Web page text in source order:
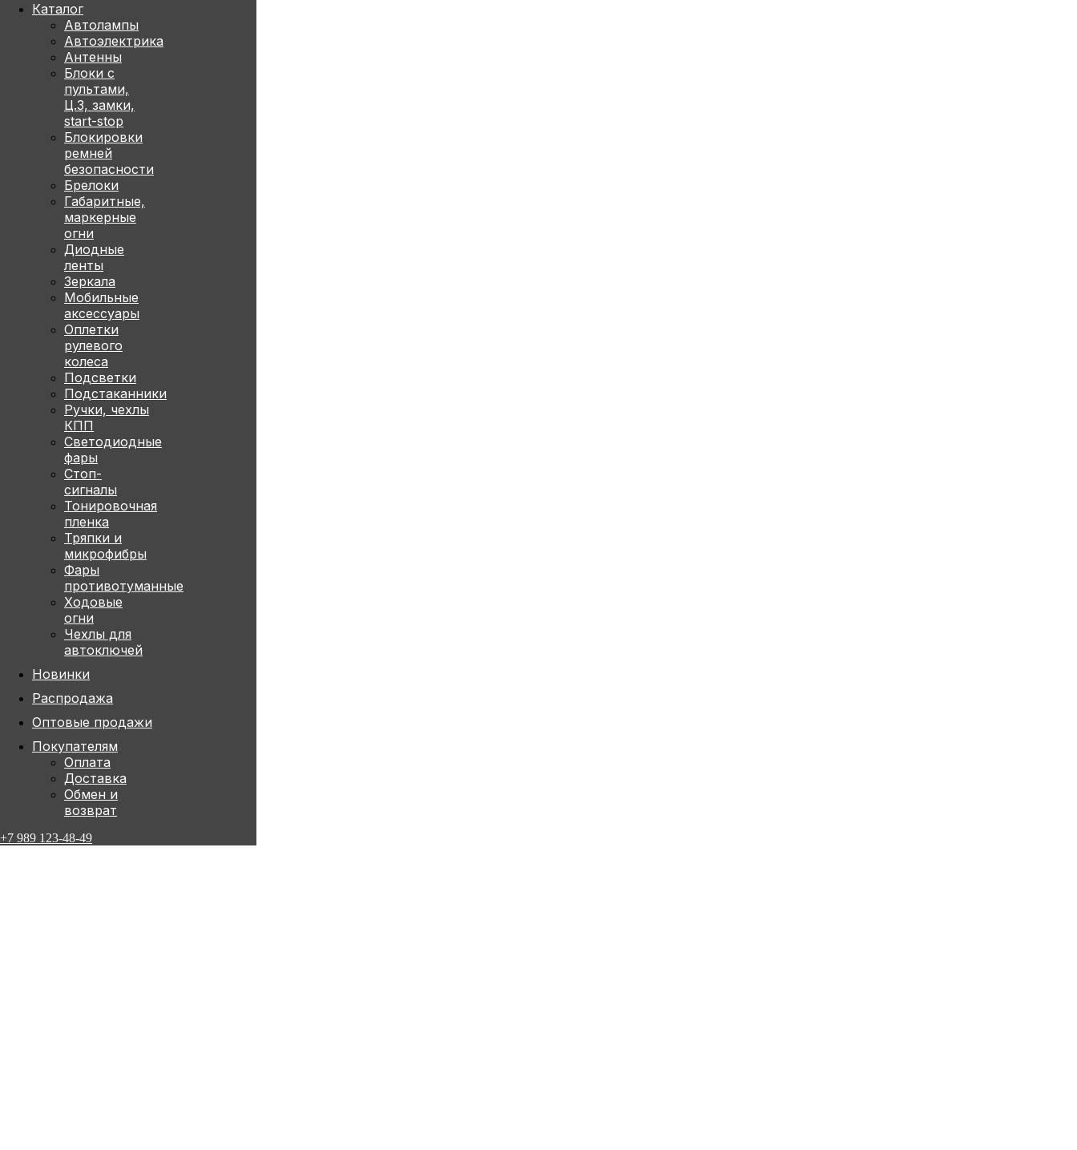
Каталог
Автолампы
Автоэлектрика
Антенны
Блоки с
пультами,
Ц.З, замки,
start-stop
Блокировки
ремней
безопасности
Брелоки
Габаритные,
маркерные
огни
Диодные
ленты
Зеркала
Мобильные
аксессуары
Оплетки
рулевого
колеса
Подсветки
Подстаканники
Ручки, чехлы
КПП
Светодиодные
фары
Стоп-
сигналы
Тонировочная
пленка
Тряпки и
микрофибры
Фары
противотуманные
Ходовые
огни
Чехлы для
автоключей
Новинки
Распродажа
Оптовые продажи
Покупателям
Оплата
Доставка
Обмен и
возврат
+7 989 123-48-49